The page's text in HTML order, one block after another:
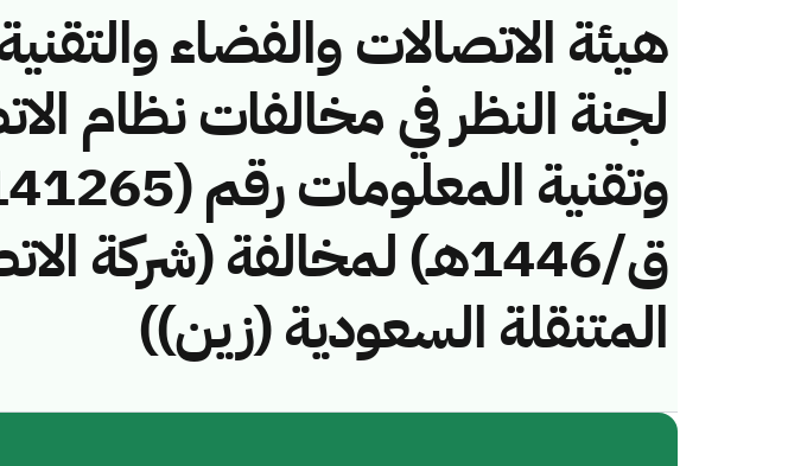
هيئة الاتصالات والفضاء
لجنة النظر في مخالفات نظام
ق/1446هـ) لمخالفة (شركة
المتنقلة السعودية (زين))